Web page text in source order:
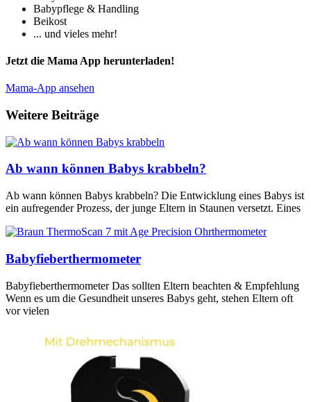
Babypflege & Handling
Beikost
... und vieles mehr!
Jetzt die Mama App herunterladen!
Mama-App ansehen
Weitere Beiträge
Ab wann können Babys krabbeln?
Ab wann können Babys krabbeln? Die Entwicklung eines Babys ist
ein aufregender Prozess, der junge Eltern in Staunen versetzt. Eines
Babyfieberthermometer
Babyfieberthermometer Das sollten Eltern beachten & Empfehlung
Wenn es um die Gesundheit unseres Babys geht, stehen Eltern oft
vor vielen